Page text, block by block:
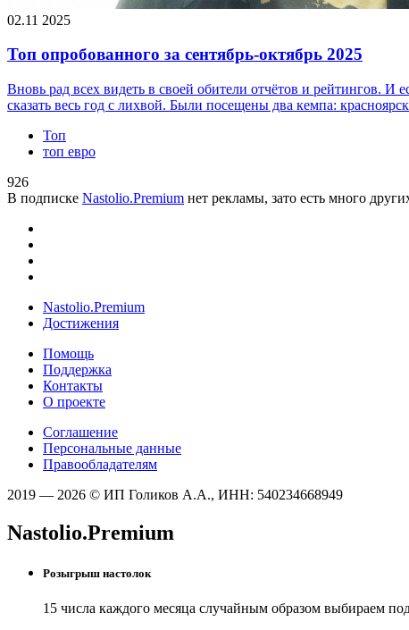
02.11 2025
Топ опробованного за сентябрь-октябрь 2025
Вновь рад всех видеть в своей обители отчётов и рейтингов.
сказать весь год с лихвой. Были посещены два кемпа:
Топ
топ евро
926
В подписке Nastolio.Premium нет рекламы, зато есть много
Nastolio.Premium
Достижения
Помощь
Поддержка
Контакты
О проекте
Соглашение
Персональные данные
Правообладателям
2019 — 2026 © ИП Голиков А.А., ИНН: 540234668949
Nastolio.Premium
Розыгрыш настолок
15 числа каждого месяца случайным образом выбираем